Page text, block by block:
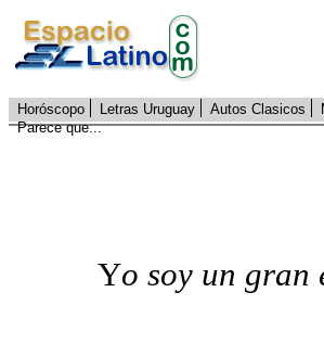
Horóscopo Letras Uruguay Autos Clasicos
Parece que...
Yo soy un gran